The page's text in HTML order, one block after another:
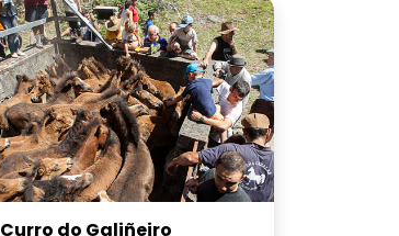
Curro do Galiñeiro